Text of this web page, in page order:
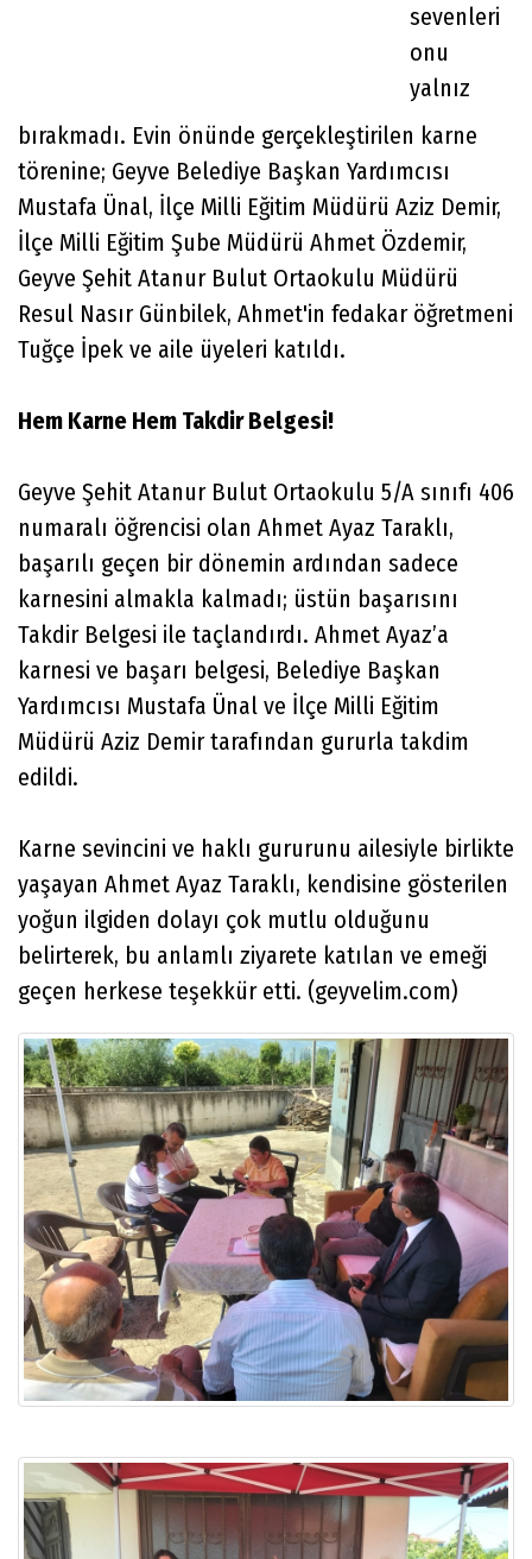
sevenleri
onu
yalnız
bırakmadı. Evin önünde gerçekleştirilen karne
törenine; Geyve Belediye Başkan Yardımcısı
Mustafa Ünal, İlçe Milli Eğitim Müdürü Aziz Demir,
İlçe Milli Eğitim Şube Müdürü Ahmet Özdemir,
Geyve Şehit Atanur Bulut Ortaokulu Müdürü
Resul Nasır Günbilek, Ahmet'in fedakar öğretmeni
Tuğçe İpek ve aile üyeleri katıldı.
Hem Karne Hem Takdir Belgesi!
Geyve Şehit Atanur Bulut Ortaokulu 5/A sınıfı 406
numaralı öğrencisi olan Ahmet Ayaz Taraklı,
başarılı geçen bir dönemin ardından sadece
karnesini almakla kalmadı; üstün başarısını
Takdir Belgesi ile taçlandırdı. Ahmet Ayaz’a
karnesi ve başarı belgesi, Belediye Başkan
Yardımcısı Mustafa Ünal ve İlçe Milli Eğitim
Müdürü Aziz Demir tarafından gururla takdim
edildi.
Karne sevincini ve haklı gururunu ailesiyle birlikte
yaşayan Ahmet Ayaz Taraklı, kendisine gösterilen
yoğun ilgiden dolayı çok mutlu olduğunu
belirterek, bu anlamlı ziyarete katılan ve emeği
geçen herkese teşekkür etti. (geyvelim.com)